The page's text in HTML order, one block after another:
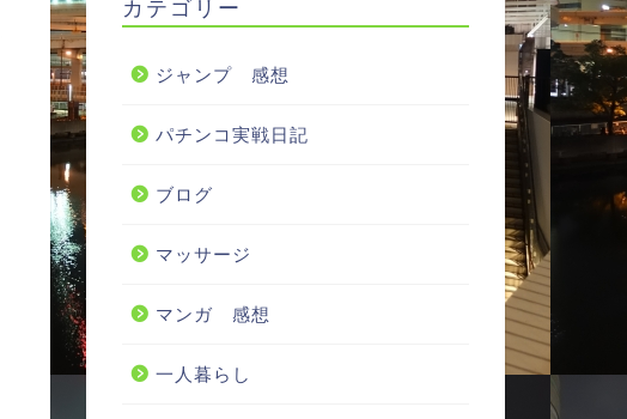
カテゴリー
ジャンプ 感想
パチンコ実戦日記
ブログ
マッサージ
マンガ 感想
一人暮らし